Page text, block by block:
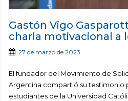
Gastón Vigo
charla motivacional a
27 de marzo de 2023
El fundador del Movimiento de
Argentina compartió su testimonio
estudiantes de la Universidad